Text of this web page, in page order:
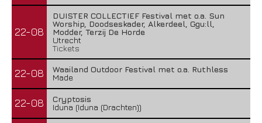
22-08
DUISTER COLLECTIEF Festival met o.a. Sun
Worship, Doodseskader, Alkerdeel, Ggu:ll,
Modder, Terzij De Horde
Utrecht
Tickets
22-08
Waailand Outdoor Festival met o.a. Ruthless
Made
22-08
Cryptosis
Iduna (Iduna (Drachten))